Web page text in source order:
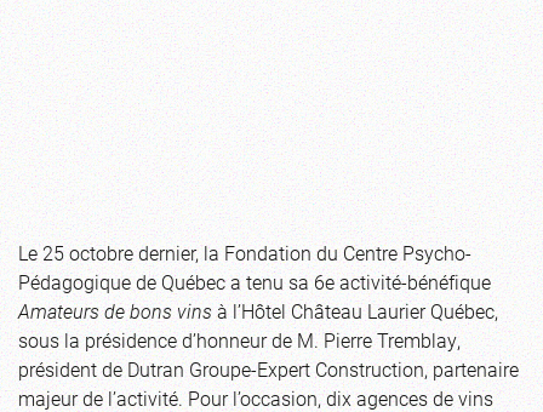
Le 25 octobre dernier, la Fondation du Centre Psycho-
Pédagogique de Québec a tenu sa 6e activité-bénéfique
Amateurs de bons vinsà l’Hôtel Château Laurier Québec,
sous la présidence d’honneur de M. Pierre Tremblay,
président de Dutran Groupe-Expert Construction, partenaire
majeur de l’activité. Pour l’occasion, dix agences de vins